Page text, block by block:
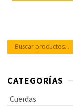
CATEGORÍAS
Cuerdas